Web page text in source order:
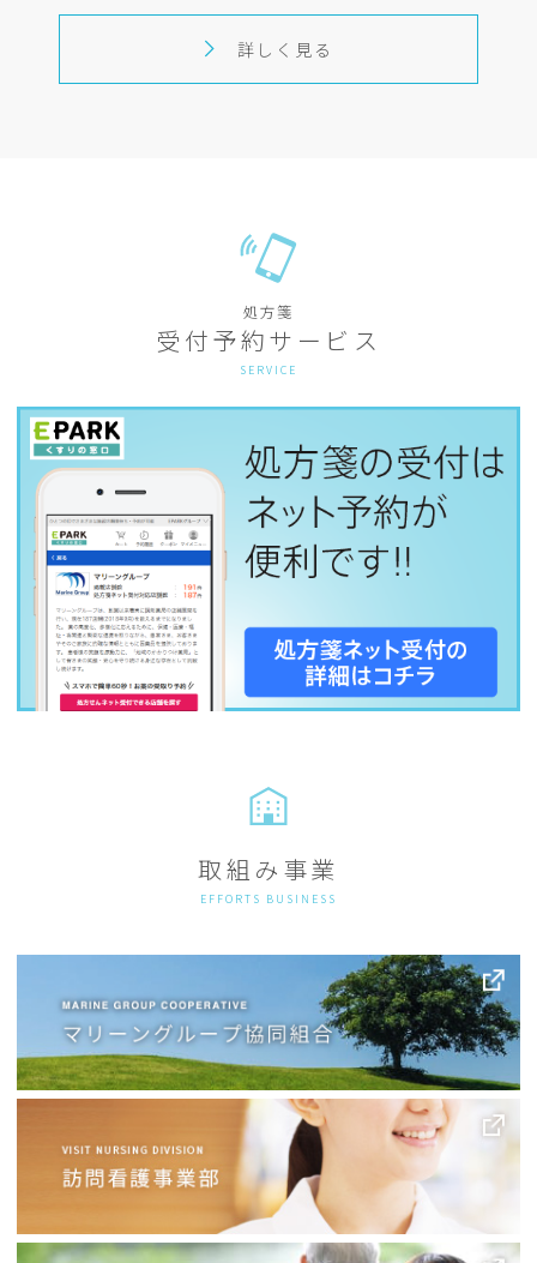
詳しく見る
処方箋
受付予約サービス
SERVICE
取組み事業
EFFORTS BUSINESS